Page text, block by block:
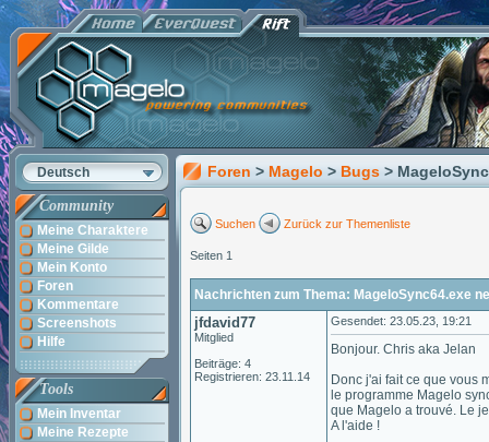
Deutsch
Community
Meine Charaktere
Meine Gilde
Mein Konto
Foren
Kommentare
Screenshots
Hilfe
Tools
Mein Inventar
Meine Rezepte
Foren > Magelo > Bugs >
Suchen Zurück zur Themenliste
Seiten 1
Nachrichten zum Thema: MageloSync64.exe
jfdavid77
Mitglied
Beiträge: 4
Registrieren: 23.11.14
Gesendet: 23.05.23, 19:21
Bonjour. Chris aka Jelan
Donc j'ai fait ce que vous
le programme Magelo
que Magelo a trouvé. Le
A l'aide !